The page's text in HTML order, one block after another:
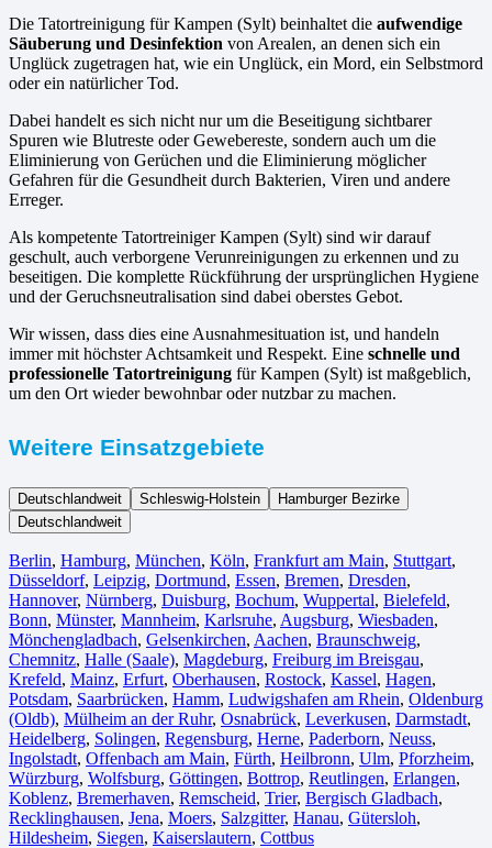
Die Tatortreinigung für Kampen (Sylt) beinhaltet die aufwendige
Säuberung und Desinfektion von Arealen, an denen sich ein
Unglück zugetragen hat, wie ein Unglück, ein Mord, ein Selbstmord
oder ein natürlicher Tod.
Dabei handelt es sich nicht nur um die Beseitigung sichtbarer
Spuren wie Blutreste oder Gewebereste, sondern auch um die
Eliminierung von Gerüchen und die Eliminierung möglicher
Gefahren für die Gesundheit durch Bakterien, Viren und andere
Erreger.
Als kompetente Tatortreiniger Kampen (Sylt) sind wir darauf
geschult, auch verborgene Verunreinigungen zu erkennen und zu
beseitigen. Die komplette Rückführung der ursprünglichen Hygiene
und der Geruchsneutralisation sind dabei oberstes Gebot.
Wir wissen, dass dies eine Ausnahmesituation ist, und handeln
immer mit höchster Achtsamkeit und Respekt. Eine schnelle und
professionelle Tatortreinigung für Kampen (Sylt) ist maßgeblich,
um den Ort wieder bewohnbar oder nutzbar zu machen.
Weitere Einsatzgebiete
Deutschlandweit Schleswig-Holstein
Hamburger Bezirke
Deutschlandweit
Berlin⁠, Hamburg, München, Köln⁠, Frankfurt am Main, Stuttgart,
Düsseldorf, Leipzig, Dortmund, Essen, Bremen, Dresden,
Hannover, Nürnberg, Duisburg⁠, Bochum, Wuppertal⁠, Bielefeld⁠,
Bonn⁠, Münster⁠, Mannheim, Karlsruhe, Augsburg, Wiesbaden⁠,
Mönchengladbach⁠, Gelsenkirchen⁠, Aachen⁠, Braunschweig,
Chemnitz⁠, Halle (Saale)⁠, Magdeburg, Freiburg im Breisgau⁠,
Krefeld⁠, Mainz⁠, Erfurt, Oberhausen⁠, Rostock⁠, Kassel⁠, Hagen,
Potsdam, Saarbrücken⁠, Hamm, Ludwigshafen am Rhein⁠, Oldenburg
(Oldb), Mülheim an der Ruhr, Osnabrück⁠, Leverkusen, Darmstadt⁠,
Heidelberg, Solingen, Regensburg, Herne⁠, Paderborn, Neuss,
Ingolstadt, Offenbach am Main, Fürth⁠, Heilbronn, Ulm⁠, Pforzheim,
Würzburg, Wolfsburg⁠, Göttingen, Bottrop, Reutlingen, Erlangen⁠,
Koblenz, Bremerhaven⁠, Remscheid, Trier⁠, Bergisch Gladbach,
Recklinghausen, Jena⁠, Moers⁠, Salzgitter⁠, Hanau, Gütersloh,
Hildesheim⁠, Siegen⁠, Kaiserslautern⁠, Cottbus⁠